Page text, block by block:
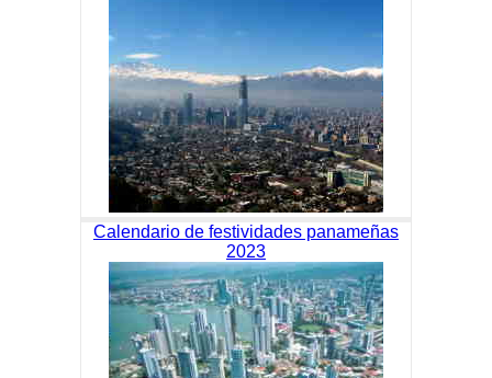
Calendario de festividades panameñas
2023